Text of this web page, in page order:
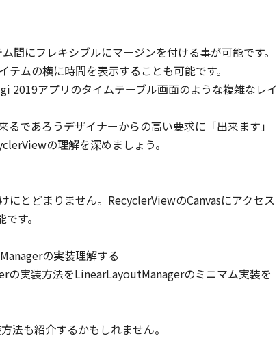
その他
の
にフレキシブルにマージンを付ける事が可能です。
ムの横に時間を表示することも可能です。
2019アプリのタイムテーブル画面のような複雑なレイ
であろうデザイナーからの高い要求に「出来ます」
の理解を深めましょう。
とどまりません。RecyclerViewのCanvasにアクセス
す。
の実装理解する
実装方法をLinearLayoutManagerのミニマム実装を
も紹介するかもしれません。